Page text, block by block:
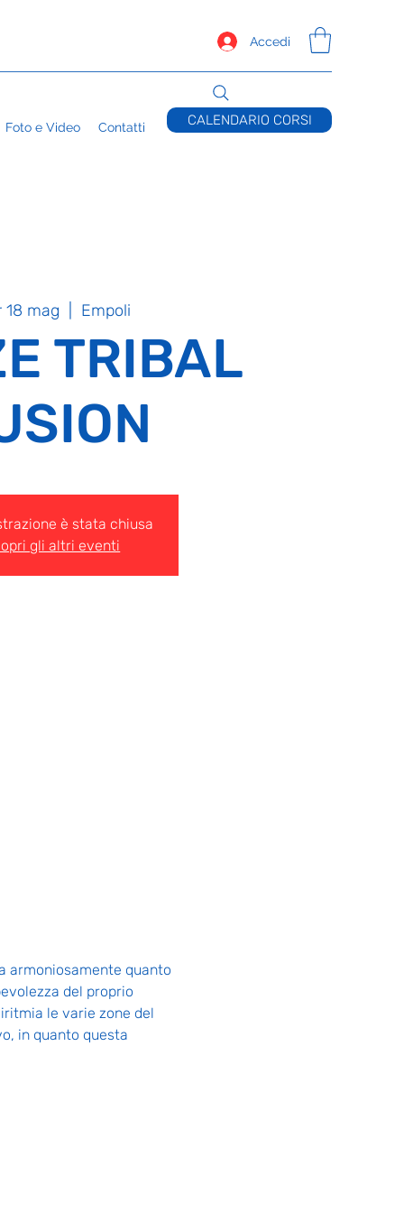
Accedi
Foto e Video Contatti CALENDARIO CORSI
18 mag Empoli
TRIBAL
è stata chiusa
gli altri eventi
armoniosamente quanto
del proprio
le varie zone del
in quanto questa